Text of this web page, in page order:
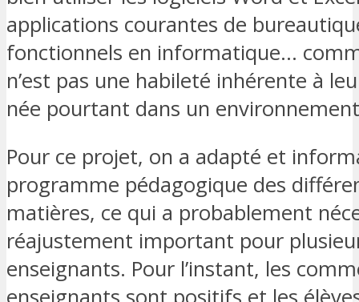
applications courantes de
fonctionnels en informatique…
n’est pas une habileté inhérente à
née pourtant dans un
Pour ce projet, on a adapté et
programme pédagogique des
matières, ce qui a probablement
réajustement important pour
enseignants. Pour l’instant, les